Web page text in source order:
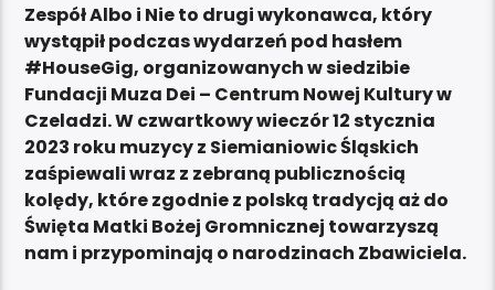
Zespół Albo i Nie to drugi wykonawca, który
wystąpił podczas wydarzeń pod hasłem
#HouseGig, organizowanych w siedzibie
Fundacji Muza Dei – Centrum Nowej Kultury w
Czeladzi. W czwartkowy wieczór 12 stycznia
2023 roku muzycy z Siemianiowic Śląskich
zaśpiewali wraz z zebraną publicznością
kolędy, które zgodnie z polską tradycją aż do
Święta Matki Bożej Gromnicznej towarzyszą
nam i przypominają o narodzinach Zbawiciela.